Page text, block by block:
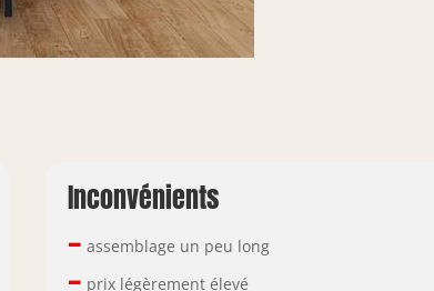
Inconvénients
– assemblage un peu long
– prix légèrement élevé